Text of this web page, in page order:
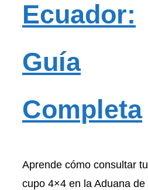
Ecuador:
Guía
Completa
Aprende cómo consultar tu
cupo 4×4 en la Aduana de